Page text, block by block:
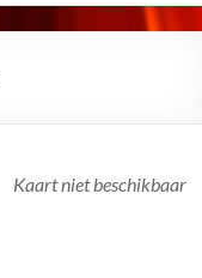
Kaart niet beschikbaar